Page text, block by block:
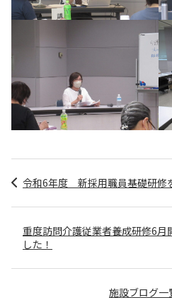
令和6年度 新採用職員基礎研修
施設ブログ一
重度訪問介護従業者養成研修6月
した！